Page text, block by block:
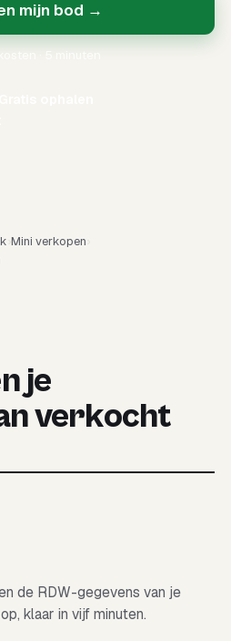
mijn bod →
Mini verkopen
je
verkocht
de RDW-gegevens van je
klaar in vijf minuten.